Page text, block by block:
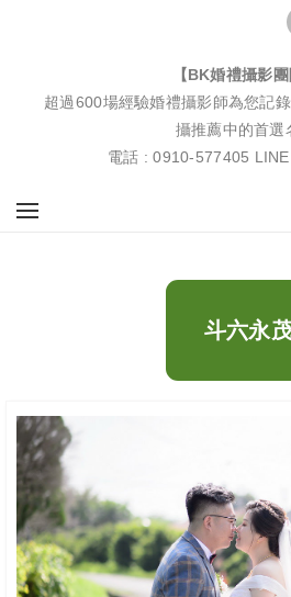
【BK婚禮攝影團
超過600場經驗婚禮攝影師為您記
攝推薦中的首選
電話 : 0910-577405
斗六永